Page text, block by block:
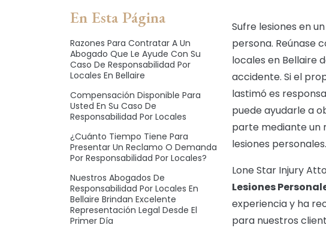
En Esta Página
Razones Para Contratar A Un
Abogado Que Le Ayude Con Su
Caso De Responsabilidad Por
Locales En Bellaire
Compensación Disponible Para
Usted En Su Caso De
Responsabilidad Por Locales
¿Cuánto Tiempo Tiene Para
Presentar Un Reclamo O Demanda
Por Responsabilidad Por Locales?
Nuestros Abogados De
Responsabilidad Por Locales En
Bellaire Brindan Excelente
Representación Legal Desde El
Primer Día
Sufre lesiones en
persona. Reúnase
locales en Bellaire
accidente. Si el
lastimó es
puede ayudarle a
parte mediante un
lesiones personales.
Lone Star Injury
Lesiones
experiencia y ha
para nuestros